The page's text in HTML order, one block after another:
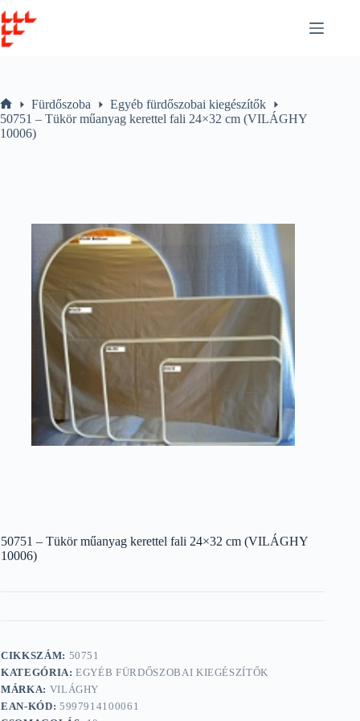
to
content
Home
Fürdőszoba
Egyéb fürdőszobai kiegészítők
50751 – Tükör műanyag kerettel fali 24×32 cm (VILÁGHY
10006)
50751 – Tükör műanyag kerettel fali 24×32 cm (VILÁGHY
10006)
CIKKSZÁM: 50751
KATEGÓRIA:EGYÉB FÜRDŐSZOBAI KIEGÉSZÍTŐK
MÁRKA: VILÁGHY
EAN-KÓD: 5997914100061